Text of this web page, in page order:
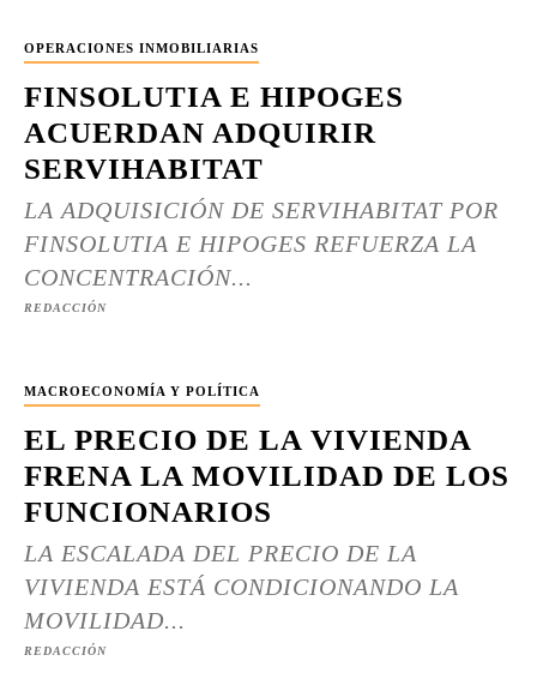
OPERACIONES INMOBILIARIAS
FINSOLUTIA E HIPOGES
ACUERDAN ADQUIRIR
SERVIHABITAT
LA ADQUISICIÓN DE SERVIHABITAT POR
FINSOLUTIA E HIPOGES REFUERZA LA
CONCENTRACIÓN...
REDACCIÓN
MACROECONOMÍA Y POLÍTICA
EL PRECIO DE LA VIVIENDA
FRENA LA MOVILIDAD DE LOS
FUNCIONARIOS
LA ESCALADA DEL PRECIO DE LA
VIVIENDA ESTÁ CONDICIONANDO LA
MOVILIDAD...
REDACCIÓN